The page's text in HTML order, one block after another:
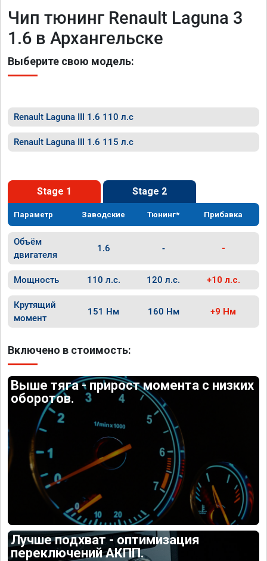
Чип тюнинг Renault Laguna 3
1.6 в Архангельске
Выберите свою модель:
Renault Laguna III 1.6 110 л.с
Renault Laguna III 1.6 115 л.с
Stage 1 Stage 2
Параметр Заводские Тюнинг* Прибавка
Объём
двигателя
1.6 - -
Мощность 110 л.с. 120 л.с. +10 л.с.
Крутящий
момент
151 Нм 160 Нм +9 Нм
Включено в стоимость:
Выше тяга - прирост момента с низких
оборотов.
Лучше подхват - оптимизация
переключений АКПП.